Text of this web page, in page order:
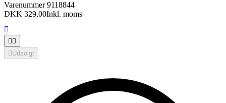
Varenummer9118844
DKK 329,00Inkl. moms

 
 Udsolgt